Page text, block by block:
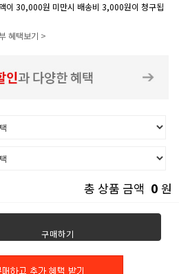
이 30,000원 미만시 배송비 3,000원이 청구됩
혜택보기 >
총 상품 금액 0 원
구매하기